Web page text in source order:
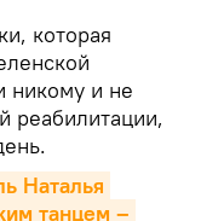
которая
никому и не
реабилитации,
Наталья
танцем –